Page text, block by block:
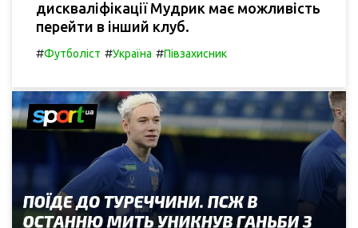
дискваліфікації Мудрик має можливість
перейти в інший клуб.
#Футболіст #Україна #Півзахисник